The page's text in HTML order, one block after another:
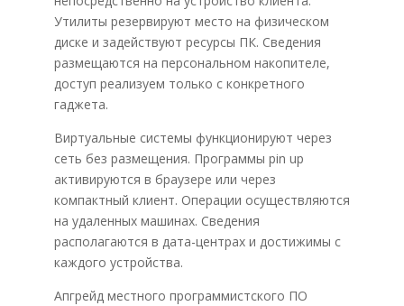
Утилиты резервируют место на физическом
диске и задействуют ресурсы ПК. Сведения
размещаются на персональном накопителе,
доступ реализуем только с конкретного
гаджета.
Виртуальные системы функционируют через
сеть без размещения. Программы pin up
активируются в браузере или через
компактный клиент. Операции осуществляются
на удаленных машинах. Сведения
располагаются в дата-центрах и достижимы с
каждого устройства.
Апгрейд местного программистского ПО